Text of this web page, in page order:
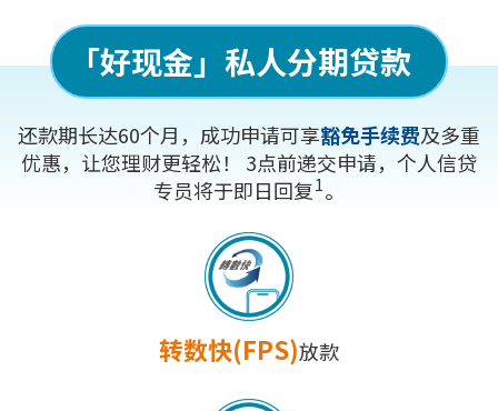
「好现金」私人分期贷款
还款期长达60个月，成功申请可享豁免手续费及多重
优惠，让您理财更轻松！
3点前递交申请，个人信贷
专员将于即日回复1。
转数快(FPS)放款